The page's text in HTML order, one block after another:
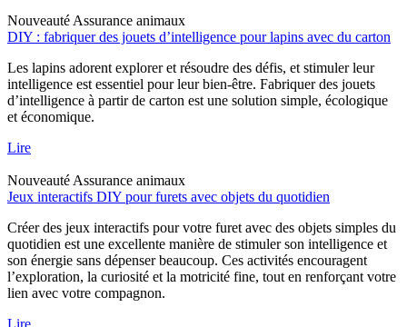
Nouveauté Assurance animaux
DIY : fabriquer des jouets d’intelligence pour lapins avec du carton
Les lapins adorent explorer et résoudre des défis, et stimuler leur
intelligence est essentiel pour leur bien-être. Fabriquer des jouets
d’intelligence à partir de carton est une solution simple, écologique
et économique.
Lire
Nouveauté Assurance animaux
Jeux interactifs DIY pour furets avec objets du quotidien
Créer des jeux interactifs pour votre furet avec des objets simples du
quotidien est une excellente manière de stimuler son intelligence et
son énergie sans dépenser beaucoup. Ces activités encouragent
l’exploration, la curiosité et la motricité fine, tout en renforçant votre
lien avec votre compagnon.
Lire